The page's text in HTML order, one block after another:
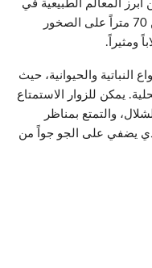
المعالم الطبيعية في
المنطقة. يتدفق الماء من ارتفاع يزيد عن 70 متراً على الصخور
ومثيراً.
النباتية والحيوانية، حيث
يمكن للزوار الاستمتاع
والتمتع بمناظر
يضفي على الجو جواً من